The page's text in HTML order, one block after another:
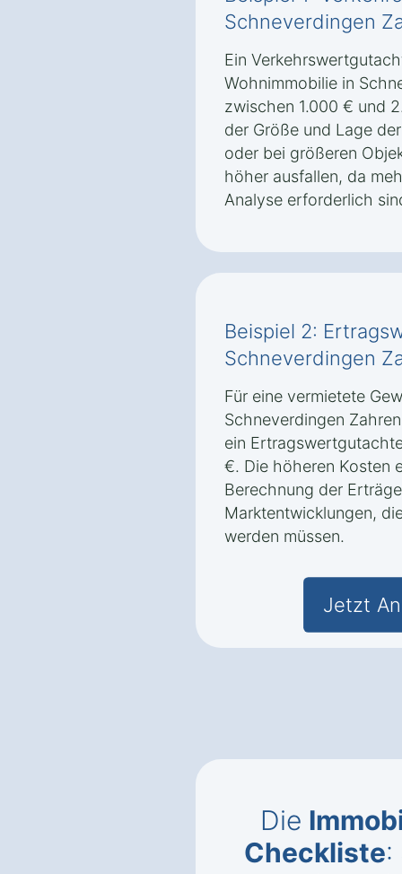
Schneverdingen
Ein
Wohnimmobilie in
zwischen 1.000 € und
der Größe und Lage
oder bei größeren
höher ausfallen, da
Analyse erforderlich
Beispiel 2:
Schneverdingen
Für eine vermietete
Schneverdingen
ein
€. Die höheren Kosten
Berechnung der
Marktentwicklungen,
werden müssen.
Jetzt
Die
Checkliste: